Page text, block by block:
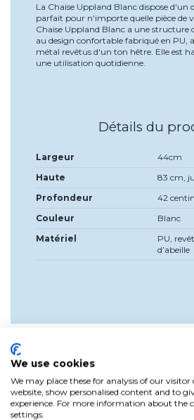
La Chaise Uppland Blanc dispose d'un
parfait pour n'importe quelle pièce de
Chaise Uppland Blanc a une structure
au design confortable fabriqué en PU,
métal revêtus d'un ton hêtre. Elle est
une utilisation quotidienne.
Détails du
Largeur
44cm
Haute
83 cm,
Profondeur
42
Couleur
Blanc
Matériel
PU,
d’abeille
We use cookies
We may place these for analysis of our
website, show personalised content and to
experience. For more information about the
settings.